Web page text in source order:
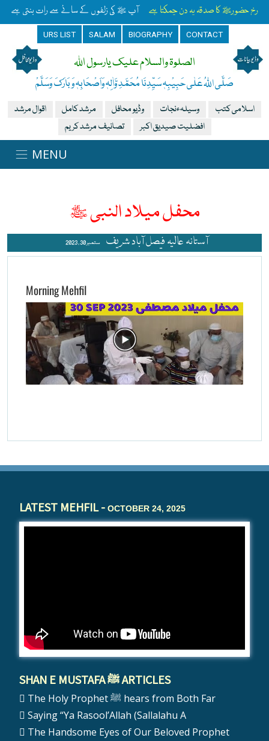
رخِ حضورﷺ کا صدقہ یہ دن چمکتا ہے آپ ﷺ کی زلفوں کے سائے سے رات بنتی ہے
URS LIST SALAM BIOGRAPHY CONTACT
الصلوۃ والسلام علیک یارسول اللہ
صَلَّی اللہُ عَلٰی حَبِیْبِہٖ سَیِّدِنَا مُحَمَّدِ وَّاٰلِہٖ وَاَصْحَابِہٖ وَبَارَکَ وَسَلَّمْ
اقوال مرشد مرشد کامل وڈیو محافل وسیلہءنجات
اسلامی کتب
تصانیف مرشد کریم
افضلیت صیدیق اکبر
محفل میلاد النبی ﷺ
ستمبر 30 , 2023 آستانہ عالیہ فیصل آباد شریف
Morning Mehfil
LATEST MEHFIL - OCTOBER 24, 2025
SHAN E MUSTAFA ﷺ ARTICLES
The Holy Prophet ﷺ hears from Both Far
Saying “Ya Rasool’Allah (Sallalahu A
The Handsome Eyes of Our Beloved Prophet